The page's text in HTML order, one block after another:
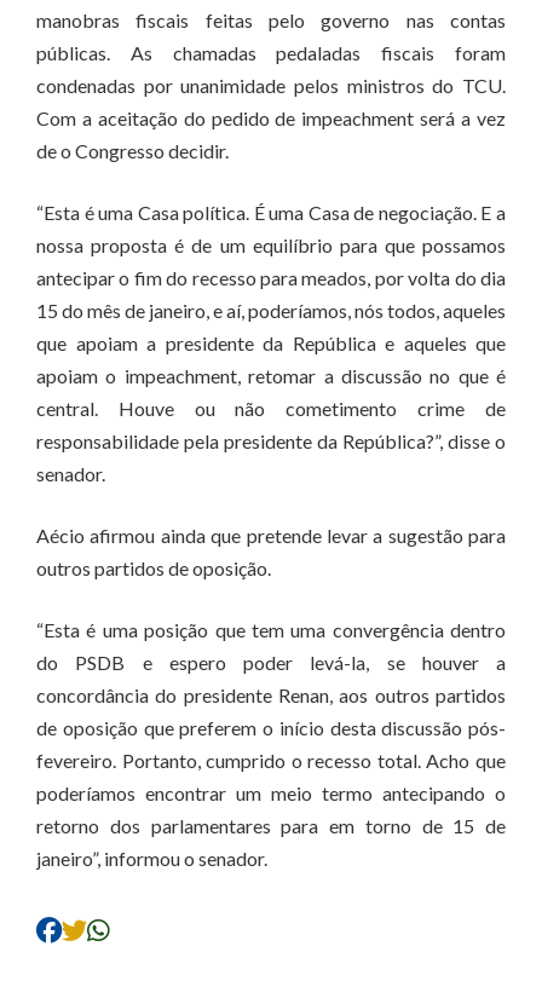
manobras fiscais feitas pelo governo nas contas
públicas. As chamadas pedaladas fiscais foram
condenadas por unanimidade pelos ministros do TCU.
Com a aceitação do pedido de impeachment será a vez
de o Congresso decidir.
“Esta é uma Casa política. É uma Casa de negociação. E a
nossa proposta é de um equilíbrio para que possamos
antecipar o fim do recesso para meados, por volta do dia
15 do mês de janeiro, e aí, poderíamos, nós todos, aqueles
que apoiam a presidente da República e aqueles que
apoiam o impeachment, retomar a discussão no que é
central. Houve ou não cometimento crime de
responsabilidade pela presidente da República?”, disse o
senador.
Aécio afirmou ainda que pretende levar a sugestão para
outros partidos de oposição.
“Esta é uma posição que tem uma convergência dentro
do PSDB e espero poder levá-la, se houver a
concordância do presidente Renan, aos outros partidos
de oposição que preferem o início desta discussão pós-
fevereiro. Portanto, cumprido o recesso total. Acho que
poderíamos encontrar um meio termo antecipando o
retorno dos parlamentares para em torno de 15 de
janeiro”, informou o senador.